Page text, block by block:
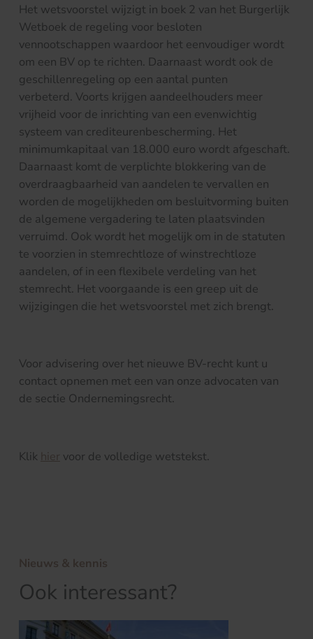
Het wetsvoorstel wijzigt in boek 2 van het Burgerlijk
Wetboek de regeling voor besloten
vennootschappen waardoor het eenvoudiger wordt
om een BV op te richten. Daarnaast wordt ook de
geschillenregeling op een aantal punten
verbeterd. Voorts krijgen aandeelhouders meer
vrijheid voor de inrichting van een evenwichtig
systeem van crediteurenbescherming. Het
minimumkapitaal van 18.000 euro wordt afgeschaft.
Daarnaast komt de verplichte blokkering van de
overdraagbaarheid van aandelen te vervallen en
worden de mogelijkheden om besluitvorming buiten
de algemene vergadering te laten plaatsvinden
verruimd. Ook wordt het mogelijk om in de statuten
te voorzien in stemrechtloze of winstrechtloze
aandelen, of in een flexibele verdeling van het
stemrecht. Het voorgaande is een greep uit de
wijzigingen die het wetsvoorstel met zich brengt.
Voor advisering over het nieuwe BV-recht kunt u
contact opnemen met een van onze advocaten van
de sectie Ondernemingsrecht.
Klik hier voor de volledige wetstekst.
Nieuws & kennis
Ook interessant?